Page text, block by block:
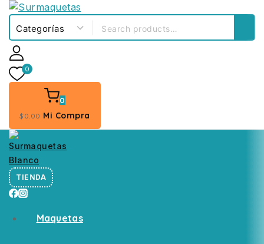
0
0
$0 .00 Mi Compra
TIENDA
Maquetas